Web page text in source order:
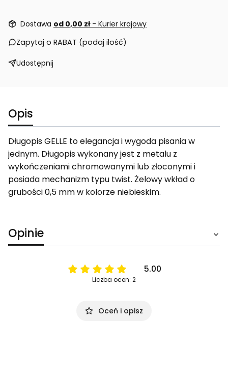
Dostawa od 0,00 zł - Kurier krajowy
Zapytaj o RABAT (podaj ilość)
Udostępnij
Opis
Długopis GELLE to elegancja i wygoda pisania w
jednym. Długopis wykonany jest z metalu z
wykończeniami chromowanymi lub złoconymi i
posiada mechanizm typu twist. Żelowy wkład o
grubości 0,5 mm w kolorze niebieskim.
Opinie
5.00
Liczba ocen: 2
Oceń i opisz